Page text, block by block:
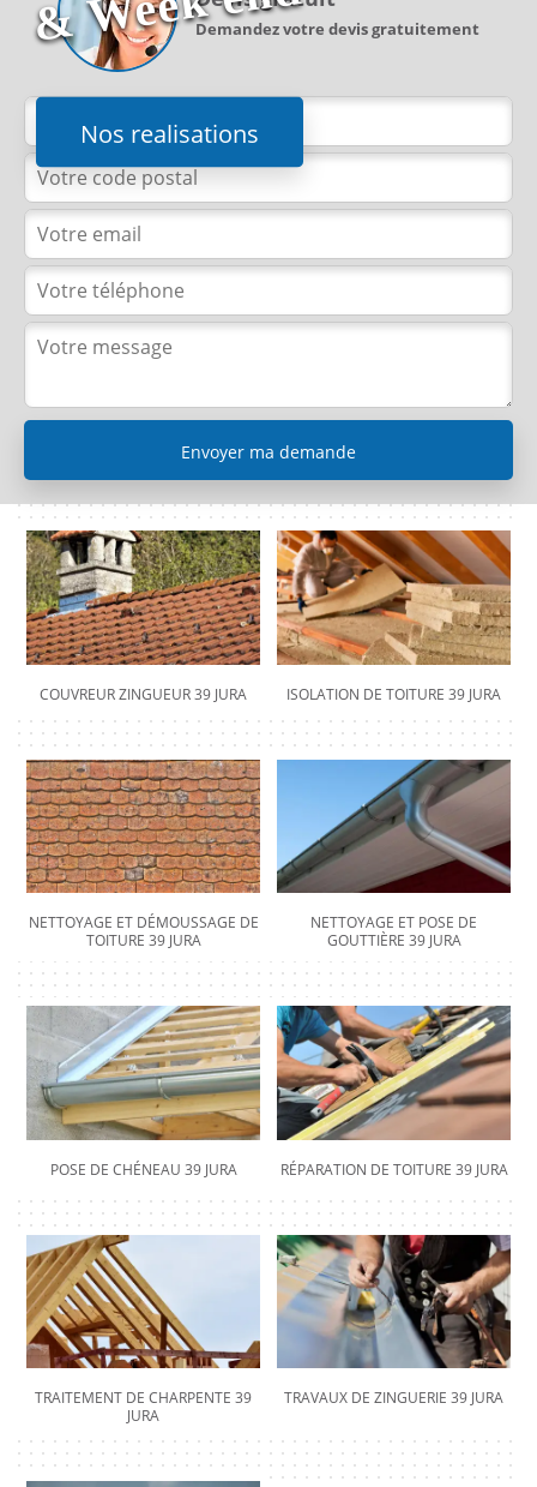
Nos realisations
Demandez votre devis gratuitement
COUVREUR ZINGUEUR 39 JURA ISOLATION DE TOITURE 39 JURA
NETTOYAGE ET DÉMOUSSAGE DE
TOITURE 39 JURA
NETTOYAGE ET POSE DE
GOUTTIÈRE 39 JURA
POSE DE CHÉNEAU 39 JURA RÉPARATION DE TOITURE 39 JURA
TRAITEMENT DE CHARPENTE 39
JURA
TRAVAUX DE ZINGUERIE 39 JURA